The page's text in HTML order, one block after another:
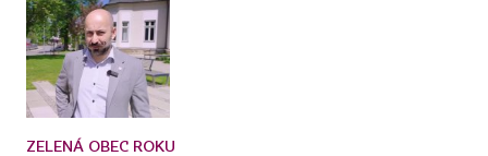
ZELENÁ OBEC ROKU